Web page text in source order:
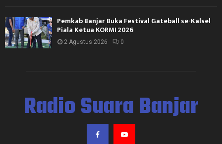
Pemkab Banjar Buka Festival Gateball se-Kalsel
Piala Ketua KORMI 2026
2 Agustus 2026 0
Radio Suara Banjar